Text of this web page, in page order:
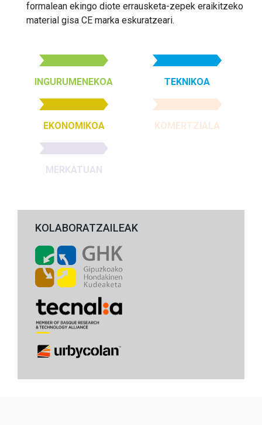
formalean ekingo diote errausketa-zepek eraikitzeko
material gisa CE marka eskuratzeari.
INGURUMENEKOA TEKNIKOA
EKONOMIKOA KOMERTZIALA
MERKATUAN
KOLABORATZAILEAK